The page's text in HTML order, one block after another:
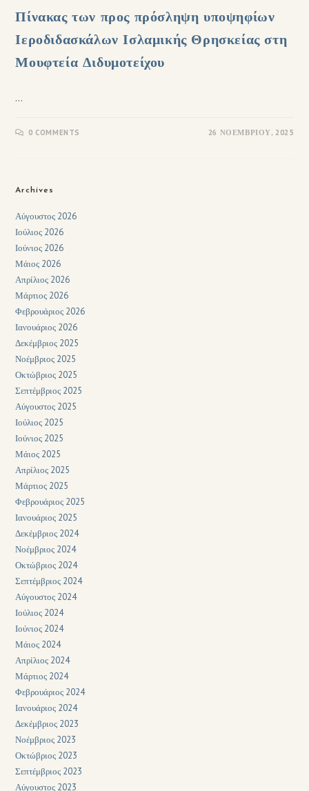
Πίνακας των προς πρόσληψη υποψηφίων
Ιεροδιδασκάλων Ισλαμικής Θρησκείας στη
Μουφτεία Διδυμοτείχου
…
0 COMMENTS 26 ΝΟΕΜΒΡΊΟΥ, 2025
Archives
Αύγουστος 2026
Ιούλιος 2026
Ιούνιος 2026
Μάιος 2026
Απρίλιος 2026
Μάρτιος 2026
Φεβρουάριος 2026
Ιανουάριος 2026
Δεκέμβριος 2025
Νοέμβριος 2025
Οκτώβριος 2025
Σεπτέμβριος 2025
Αύγουστος 2025
Ιούλιος 2025
Ιούνιος 2025
Μάιος 2025
Απρίλιος 2025
Μάρτιος 2025
Φεβρουάριος 2025
Ιανουάριος 2025
Δεκέμβριος 2024
Νοέμβριος 2024
Οκτώβριος 2024
Σεπτέμβριος 2024
Αύγουστος 2024
Ιούλιος 2024
Ιούνιος 2024
Μάιος 2024
Απρίλιος 2024
Μάρτιος 2024
Φεβρουάριος 2024
Ιανουάριος 2024
Δεκέμβριος 2023
Νοέμβριος 2023
Οκτώβριος 2023
Σεπτέμβριος 2023
Αύγουστος 2023